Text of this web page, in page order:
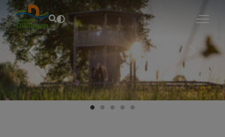
Fouad Vollmer